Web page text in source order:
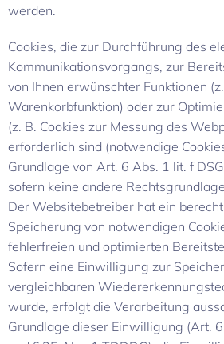
werden.
Cookies, die zur Durchführung des
Kommunikationsvorgangs, zur
von Ihnen erwünschter Funktionen
Warenkorbfunktion) oder zur
(z. B. Cookies zur Messung des
erforderlich sind (notwendige
Grundlage von Art. 6 Abs. 1 lit. f
sofern keine andere
Der Websitebetreiber hat ein
Speicherung von notwendigen
fehlerfreien und optimierten
Sofern eine Einwilligung zur
vergleichbaren
wurde, erfolgt die Verarbeitung
Grundlage dieser Einwilligung (Art.